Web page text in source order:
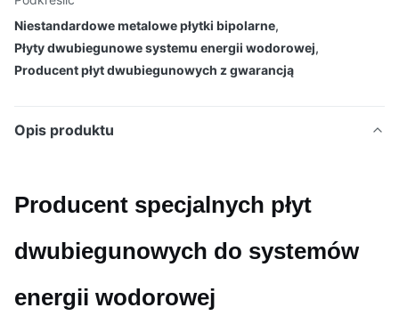
Niestandardowe metalowe płytki bipolarne,
Płyty dwubiegunowe systemu energii wodorowej,
Producent płyt dwubiegunowych z gwarancją
Opis produktu
Producent specjalnych płyt
dwubiegunowych do systemów
energii wodorowej